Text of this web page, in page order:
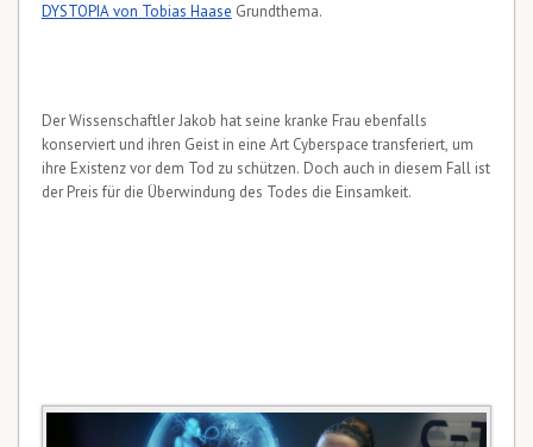
DYSTOPIA von Tobias Haase Grundthema.
Der Wissenschaftler Jakob hat seine kranke Frau ebenfalls
konserviert und ihren Geist in eine Art Cyberspace transferiert, um
ihre Existenz vor dem Tod zu schützen. Doch auch in diesem Fall ist
der Preis für die Überwindung des Todes die Einsamkeit.